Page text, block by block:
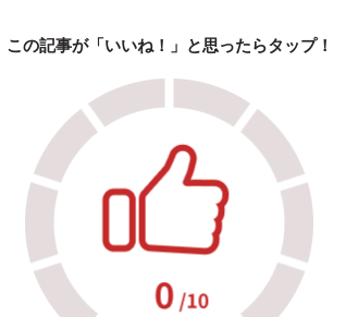
この記事が「いいね！」と思ったらタップ！